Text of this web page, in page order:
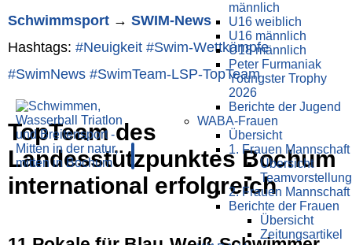
männlich
U16 weiblich
U16 männlich
U18 männlich
Peter Furmaniak
Youngster Trophy
2026
Berichte der Jugend
WABA-Frauen
Übersicht
1. Frauen Mannschaft
Übersicht
Teamvorstellung
2. Frauen Mannschaft
Berichte der Frauen
Übersicht
Zeitungsartikel
Schwimm­sport → SWIM-News
Hashtags: #Neuigkeit #Swim-Wett­kämpfe
#SwimNews #SwimTeam-LSP-TopTeam
TopTeam des
Landesstützpunktes Bochum
international erfolgreich